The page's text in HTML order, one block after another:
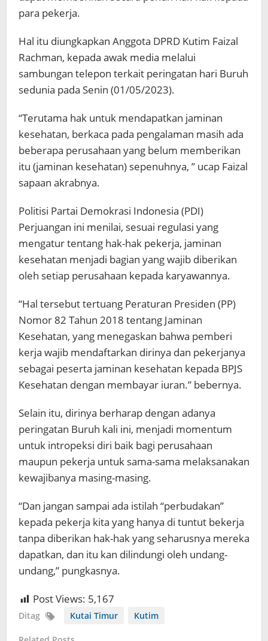
para pekerja.
Hal itu diungkapkan Anggota DPRD Kutim Faizal
Rachman, kepada awak media melalui
sambungan telepon terkait peringatan hari Buruh
sedunia pada Senin (01/05/2023).
“Terutama hak untuk mendapatkan jaminan
kesehatan, berkaca pada pengalaman masih ada
beberapa perusahaan yang belum memberikan
itu (jaminan kesehatan) sepenuhnya, ” ucap Faizal
sapaan akrabnya.
Politisi Partai Demokrasi Indonesia (PDI)
Perjuangan ini menilai, sesuai regulasi yang
mengatur tentang hak-hak pekerja, jaminan
kesehatan menjadi bagian yang wajib diberikan
oleh setiap perusahaan kepada karyawannya.
“Hal tersebut tertuang Peraturan Presiden (PP)
Nomor 82 Tahun 2018 tentang Jaminan
Kesehatan, yang menegaskan bahwa pemberi
kerja wajib mendaftarkan dirinya dan pekerjanya
sebagai peserta jaminan kesehatan kepada BPJS
Kesehatan dengan membayar iuran.” bebernya.
Selain itu, dirinya berharap dengan adanya
peringatan Buruh kali ini, menjadi momentum
untuk intropeksi diri baik bagi perusahaan
maupun pekerja untuk sama-sama melaksanakan
kewajibanya masing-masing.
“Dan jangan sampai ada istilah “perbudakan”
kepada pekerja kita yang hanya di tuntut bekerja
tanpa diberikan hak-hak yang seharusnya mereka
dapatkan, dan itu kan dilindungi oleh undang-
undang,” pungkasnya.
Post Views: 5,167
Ditag Kutai Timur Kutim